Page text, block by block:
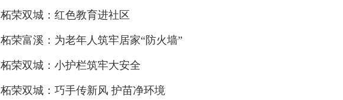
柘荣双城：红色教育进社区
柘荣富溪：为老年人筑牢居家“防火墙”
柘荣双城：小护栏筑牢大安全
柘荣双城：巧手传新风 护苗净环境